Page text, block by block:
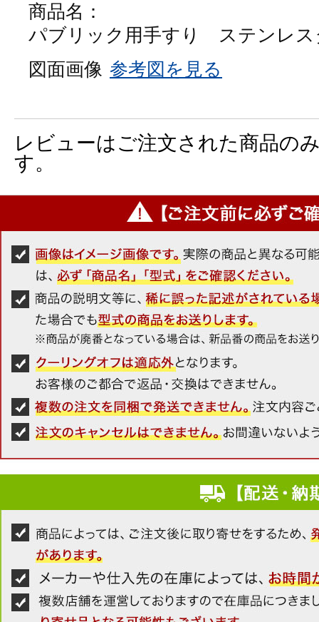
商品名：
パブリック用手すり ステンレス
図面画像 参考図を見る
レビューはご注文された商品の
す。